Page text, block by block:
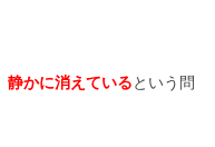
静かに消えているという問